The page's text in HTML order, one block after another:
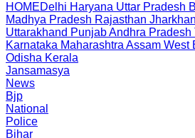
HOMEDelhi Haryana Uttar Pradesh
Madhya Pradesh Rajasthan
Uttarakhand PunjabAndhra Pradesh
Karnataka Maharashtra Assam West
Odisha Kerala
Jansamasya
News
Bjp
National
Police
Bihar